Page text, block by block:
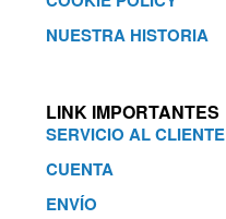
NUESTRA HISTORIA
LINK IMPORTANTES
SERVICIO AL CLIENTE
CUENTA
ENVÍO